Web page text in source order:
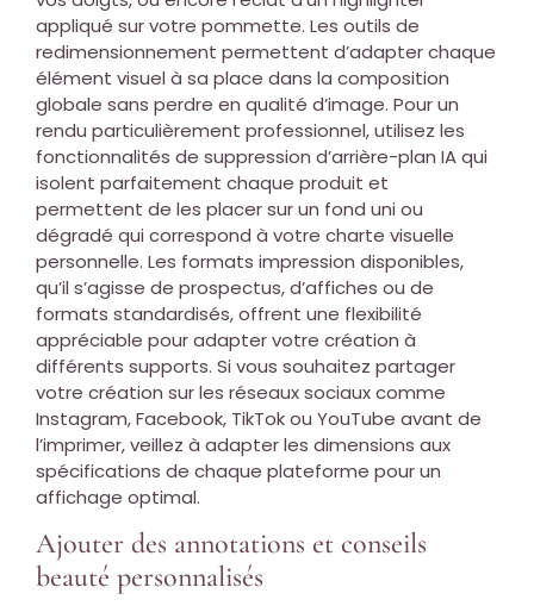
appliqué sur votre pommette. Les outils de
redimensionnement permettent d’adapter chaque
élément visuel à sa place dans la composition
globale sans perdre en qualité d’image. Pour un
rendu particulièrement professionnel, utilisez les
fonctionnalités de suppression d’arrière-plan IA qui
isolent parfaitement chaque produit et
permettent de les placer sur un fond uni ou
dégradé qui correspond à votre charte visuelle
personnelle. Les formats impression disponibles,
qu’il s’agisse de prospectus, d’affiches ou de
formats standardisés, offrent une flexibilité
appréciable pour adapter votre création à
différents supports. Si vous souhaitez partager
votre création sur les réseaux sociaux comme
Instagram, Facebook, TikTok ou YouTube avant de
l’imprimer, veillez à adapter les dimensions aux
spécifications de chaque plateforme pour un
affichage optimal.
Ajouter des annotations et conseils
beauté personnalisés